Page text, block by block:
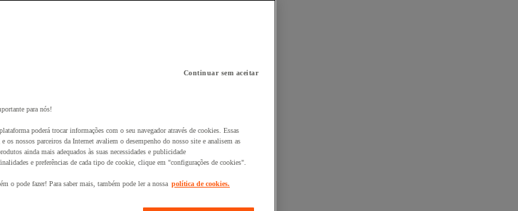
Continuar sem aceitar
para nós!
poderá trocar informações com o seu navegador através de cookies. Essas
os nossos parceiros da Internet avaliem o desempenho do nosso site e analisem as
ainda mais adequados às suas necessidades e publicidade
e preferências de cada tipo de cookie, clique em "configurações de cookies".
o pode fazer! Para saber mais, também pode ler a nossa política de cookies.